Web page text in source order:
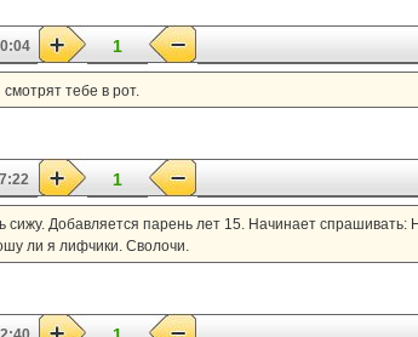
1
тебе в рот.
1
сижу. Добавляется парень лет 15. Начинает
ли я лифчики. Сволочи.